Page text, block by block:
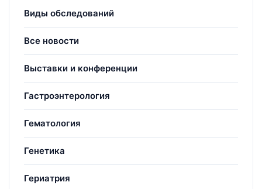
Виды обследований
Все новости
Выставки и конференции
Гастроэнтерология
Гематология
Генетика
Гериатрия